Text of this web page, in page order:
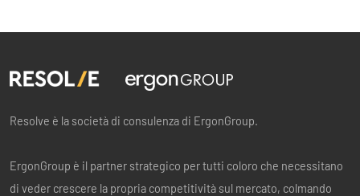
Resolve è la società di consulenza di ErgonGroup.
ErgonGroup è il partner strategico per tutti coloro che necessitano
di veder crescere la propria competitività sul mercato, colmando